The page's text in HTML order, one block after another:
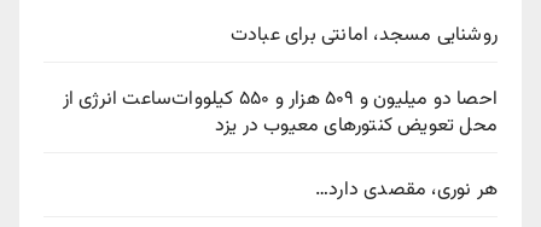
روشنایی مسجد، امانتی برای عبادت
احصا دو میلیون و ۵۰۹ هزار و ۵۵۰ کیلووات‌ساعت انرژی از
محل تعویض کنتورهای معیوب در یزد
هر نوری، مقصدی دارد…